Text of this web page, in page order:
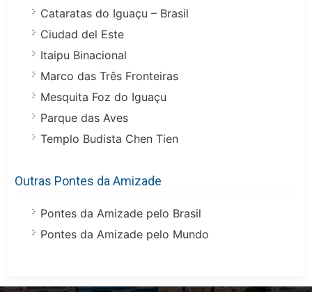
Cataratas do Iguaçu – Brasil
Ciudad del Este
Itaipu Binacional
Marco das Três Fronteiras
Mesquita Foz do Iguaçu
Parque das Aves
Templo Budista Chen Tien
Outras Pontes da Amizade
Pontes da Amizade pelo Brasil
Pontes da Amizade pelo Mundo